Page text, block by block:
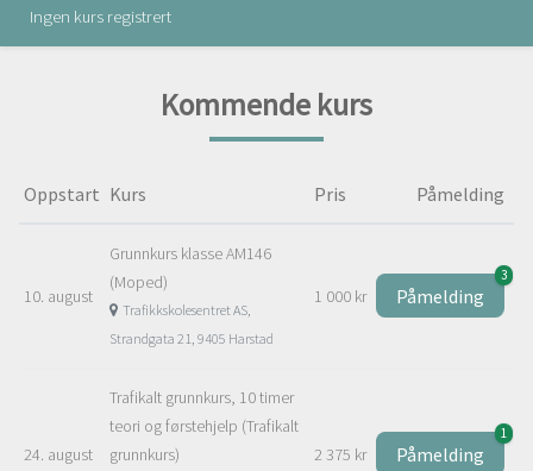
Ingen kurs registrert
Kommende kurs
Oppstart Kurs Pris Påmelding
10. august
Grunnkurs klasse AM146
(Moped)
Trafikkskolesentret AS,
Strandgata 21, 9405 Harstad
1 000 kr Påmelding
3
24. august
Trafikalt grunnkurs, 10 timer
teori og førstehjelp (Trafikalt
grunnkurs)
2 375 kr Påmelding
1